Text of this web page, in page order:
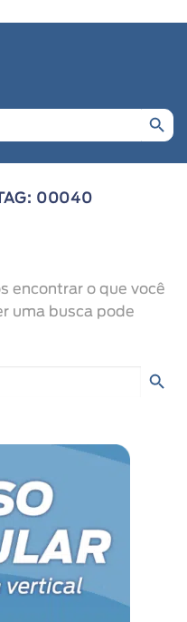
Search
00040
encontrar o que você
uma busca pode